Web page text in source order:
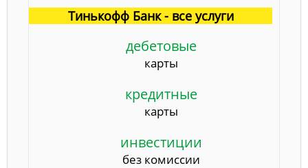
Тинькофф Банк - все услуги
дебетовые
карты
кредитные
карты
инвестиции
без комиссии